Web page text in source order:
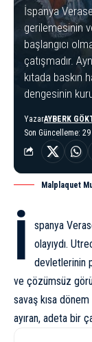
İspanya
gerilemesinin
başlangıcı
çatışmadır.
kıtada baskın
dengesinin
Son Güncelleme:
YazarAYBERK
Malplaquet
İ
spanya
olayıydı.
devletlerinin
ve çözümsüz
savaş kısa
ayıran, adeta bir